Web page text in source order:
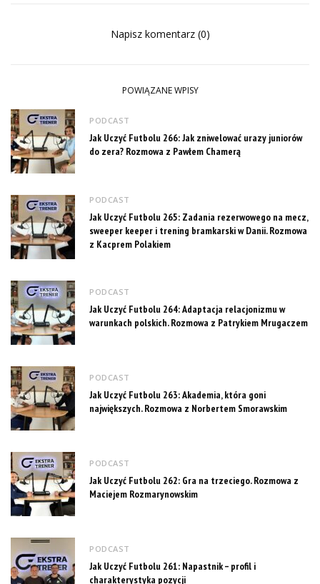
Napisz komentarz (0)
POWIĄZANE WPISY
PODCAST
Jak Uczyć Futbolu 266: Jak zniwelować urazy juniorów
do zera? Rozmowa z Pawłem Chamerą
PODCAST
Jak Uczyć Futbolu 265: Zadania rezerwowego na mecz,
sweeper keeper i trening bramkarski w Danii. Rozmowa
z Kacprem Polakiem
PODCAST
Jak Uczyć Futbolu 264: Adaptacja relacjonizmu w
warunkach polskich. Rozmowa z Patrykiem Mrugaczem
PODCAST
Jak Uczyć Futbolu 263: Akademia, która goni
największych. Rozmowa z Norbertem Smorawskim
PODCAST
Jak Uczyć Futbolu 262: Gra na trzeciego. Rozmowa z
Maciejem Rozmarynowskim
PODCAST
Jak Uczyć Futbolu 261: Napastnik – profil i
charakterystyka pozycji